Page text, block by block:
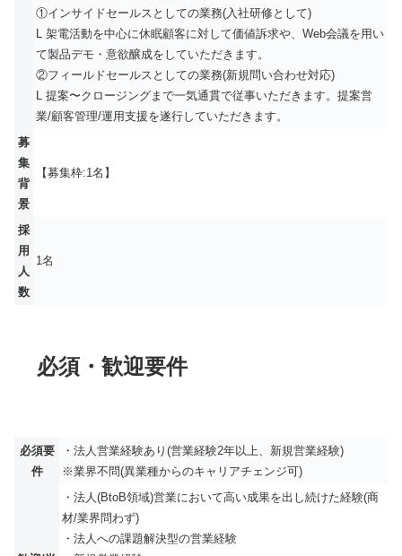
①インサイドセールスとしての業務(入社研修として)
L 架電活動を中心に休眠顧客に対して価値訴求や、Web会議を用い
て製品デモ・意欲醸成をしていただきます。
②フィールドセールスとしての業務(新規問い合わせ対応)
L 提案〜クロージングまで一気通貫で従事いただきます。提案営
業/顧客管理/運用支援を遂行していただきます。
募
集
背
景
【募集枠:1名】
採
用
人
数
1名
必須・歓迎要件
必須要
件
・法人営業経験あり(営業経験2年以上、新規営業経験)
※業界不問(異業種からのキャリアチェンジ可)
・法人(BtoB領域)営業において高い成果を出し続けた経験(商
材/業界問わず)
・法人への課題解決型の営業経験